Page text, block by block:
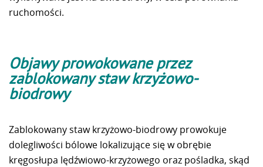
ruchomości.
Objawy prowokowane przez
zablokowany staw krzyżowo-
biodrowy
Zablokowany staw krzyżowo-biodrowy prowokuje
dolegliwości bólowe lokalizujące się w obrębie
kręgosłupa lędźwiowo-krzyżowego oraz pośladka, skąd